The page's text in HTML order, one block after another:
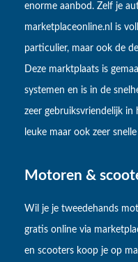
enorme aanbod. Zelf je
marketplaceonline.nl is
particulier, maar ook de
Deze marktplaats is
systemen en is in de
zeer gebruiksvriendelijk
leuke maar ook zeer
Motoren &
Wil je je tweedehands
gratis online via
en scooters koop je op